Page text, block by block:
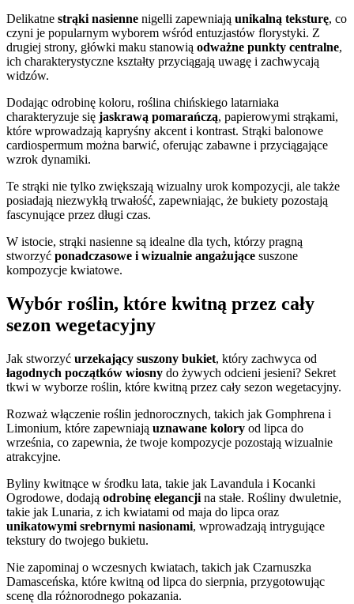
Delikatne strąki nasienne nigelli zapewniają unikalną teksturę, co
czyni je popularnym wyborem wśród entuzjastów florystyki. Z
drugiej strony, główki maku stanowią odważne punkty centralne,
ich charakterystyczne kształty przyciągają uwagę i zachwycają
widzów.
Dodając odrobinę koloru, roślina chińskiego latarniaka
charakteryzuje się jaskrawą pomarańczą, papierowymi strąkami,
które wprowadzają kapryśny akcent i kontrast. Strąki balonowe
cardiospermum można barwić, oferując zabawne i przyciągające
wzrok dynamiki.
Te strąki nie tylko zwiększają wizualny urok kompozycji, ale także
posiadają niezwykłą trwałość, zapewniając, że bukiety pozostają
fascynujące przez długi czas.
W istocie, strąki nasienne są idealne dla tych, którzy pragną
stworzyć ponadczasowe i wizualnie angażujące suszone
kompozycje kwiatowe.
Wybór roślin, które kwitną przez cały
sezon wegetacyjny
Jak stworzyć urzekający suszony bukiet, który zachwyca od
łagodnych początków wiosny do żywych odcieni jesieni? Sekret
tkwi w wyborze roślin, które kwitną przez cały sezon wegetacyjny.
Rozważ włączenie roślin jednorocznych, takich jak Gomphrena i
Limonium, które zapewniają uznawane kolory od lipca do
września, co zapewnia, że twoje kompozycje pozostają wizualnie
atrakcyjne.
Byliny kwitnące w środku lata, takie jak Lavandula i Kocanki
Ogrodowe, dodają odrobinę elegancji na stałe. Rośliny dwuletnie,
takie jak Lunaria, z ich kwiatami od maja do lipca oraz
unikatowymi srebrnymi nasionami, wprowadzają intrygujące
tekstury do twojego bukietu.
Nie zapominaj o wczesnych kwiatach, takich jak Czarnuszka
Damasceńska, które kwitną od lipca do sierpnia, przygotowując
scenę dla różnorodnego pokazania.